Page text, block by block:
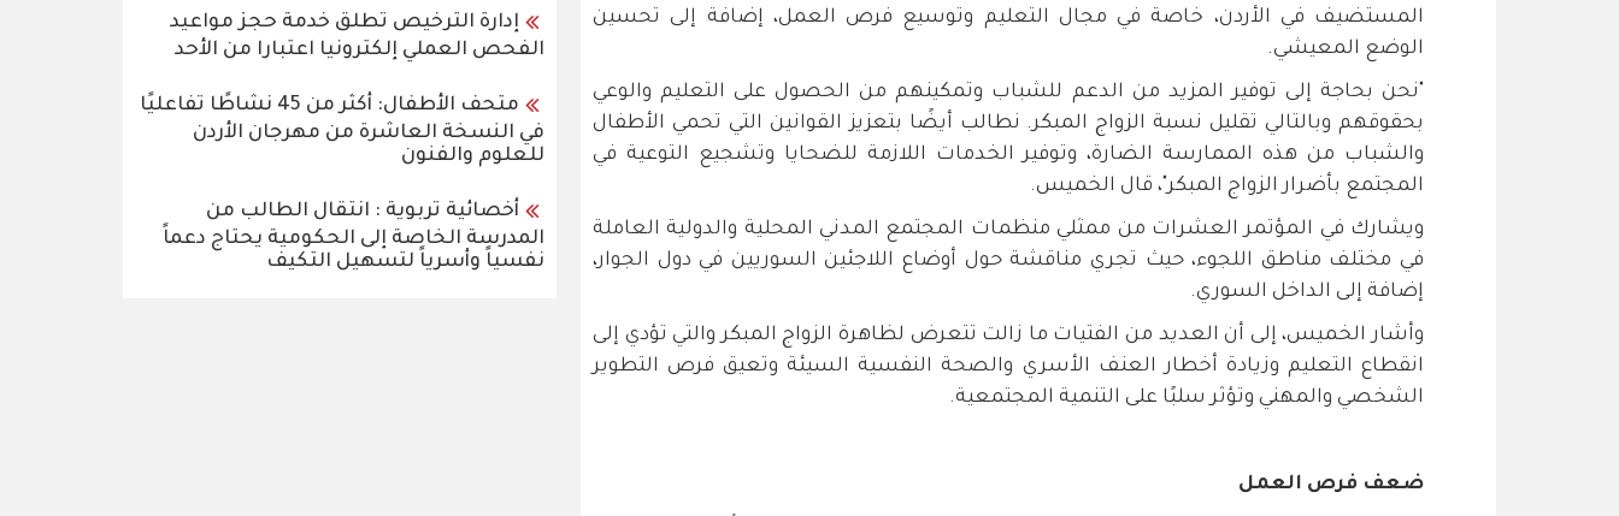
المستضيف في الأردن، خاصة في مجال التعليم وتوسيع فرص العمل، إضافة إلى تحسين
الوضع المعيشي.
"نحن بحاجة إلى توفير المزيد من الدعم للشباب وتمكينهم من الحصول على التعليم والوعي
بحقوقهم وبالتالي تقليل نسبة الزواج المبكر. نطالب أيضًا بتعزيز القوانين التي تحمي الأطفال
والشباب من هذه الممارسة الضارة، وتوفير الخدمات اللازمة للضحايا وتشجيع التوعية في
المجتمع بأضرار الزواج المبكر"، قال الخميس.
ويشارك في المؤتمر العشرات من ممثلي منظمات المجتمع المدني المحلية والدولية العاملة
في مختلف مناطق اللجوء، حيث تجري مناقشة حول أوضاع اللاجئين السوريين في دول الجوار،
إضافة إلى الداخل السوري.
وأشار الخميس، إلى أن العديد من الفتيات ما زالت تتعرض لظاهرة الزواج المبكر والتي تؤدي إلى
انقطاع التعليم وزيادة أخطار العنف الأسري والصحة النفسية السيئة وتعيق فرص التطوير
الشخصي والمهني وتؤثر سلبًا على التنمية المجتمعية.
ضعف فرص العمل
إدارة الترخيص تطلق خدمة حجز مواعيد
الفحص العملي إلكترونيا اعتبارا من الأحد
متحف الأطفال: أكثر من 45 نشاطًا تفاعليًا
في النسخة العاشرة من مهرجان الأردن
للعلوم والفنون
أخصائية تربوية : انتقال الطالب من
المدرسة الخاصة إلى الحكومية يحتاج دعماً
نفسياً وأسرياً لتسهيل التكيف